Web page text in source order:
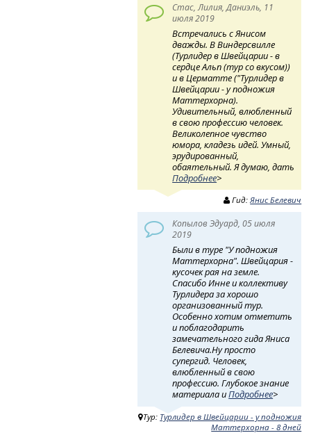
Стас, Лилия, Даниэль, 11
июля 2019
Встречались с Янисом
дважды. В Виндерсвилле
(Турлидер в Швейцарии - в
сердце Альп (тур со вкусом))
и в Церматте ("Турлидер в
Швейцарии - у подножия
Маттерхорна).
Удивительный, влюбленный
в свою профессию человек.
Великолепное чувство
юмора, кладезь идей. Умный,
эрудированный,
обаятельный. Я думаю, дать
Подробнее>
Гид:Янис Белевич
Копылов Эдуард, 05 июля
2019
Были в туре "У подножия
Маттерхорна". Швейцария -
кусочек рая на земле.
Спасибо Инне и коллективу
Турлидера за хорошо
организованный тур.
Особенно хотим отметить
и поблагодарить
замечательного гида Яниса
Белевича.Ну просто
супергид. Человек,
влюбленный в свою
профессию. Глубокое знание
материала иПодробнее>
Тур: Турлидер в Швейцарии - у подножия
Маттерхорна - 8 дней